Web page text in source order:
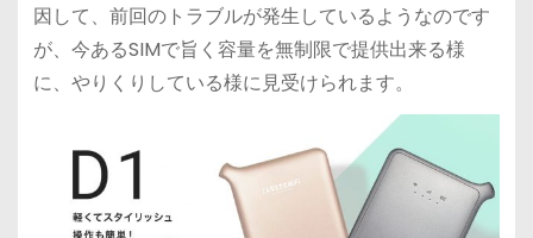
因して、前回のトラブルが発生しているようなのです
が、今あるSIMで旨く容量を無制限で提供出来る様
に、やりくりしている様に見受けられます。